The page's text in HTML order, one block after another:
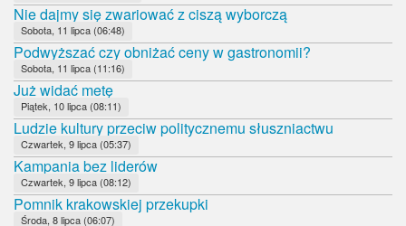
Nie dajmy się zwariować z ciszą wyborczą
Sobota, 11 lipca (06:48)
Podwyższać czy obniżać ceny w gastronomii?
Sobota, 11 lipca (11:16)
Już widać metę
Piątek, 10 lipca (08:11)
Ludzie kultury przeciw politycznemu słuszniactwu
Czwartek, 9 lipca (05:37)
Kampania bez liderów
Czwartek, 9 lipca (08:12)
Pomnik krakowskiej przekupki
Środa, 8 lipca (06:07)